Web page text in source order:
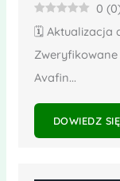
0 (0
🗓️ Aktualizacja
Zweryfikowane
Avafin...
DOWIEDZ